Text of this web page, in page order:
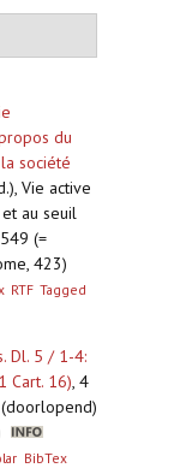
du
société
Vie active
au seuil
(=
423)
RTF Tagged
Dl. 5 / 1-4:
Cart. 16), 4
BibTex